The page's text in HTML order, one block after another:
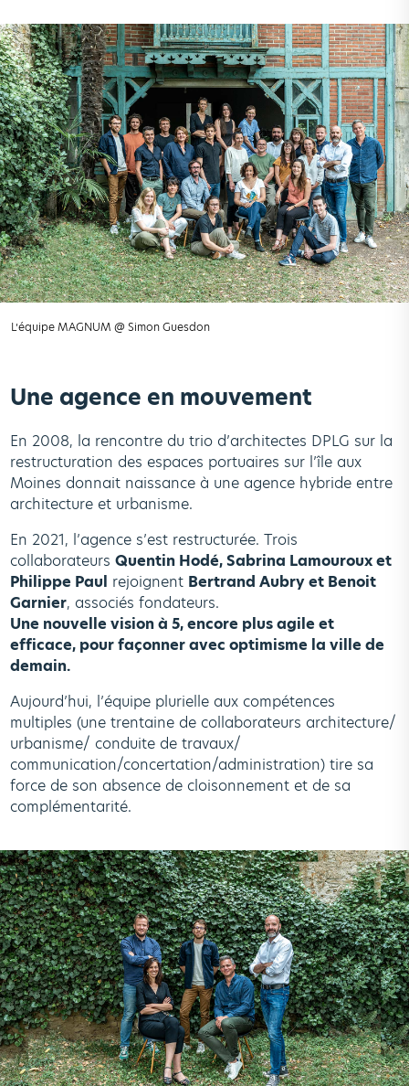
L’équipe MAGNUM @ Simon Guesdon
Une agence en mouvement
En 2008, la rencontre du trio d’architectes DPLG sur la
restructuration des espaces portuaires sur l’île aux
Moines donnait naissance à une agence hybride entre
architecture et urbanisme.
En 2021, l’agence s’est restructurée. Trois
collaborateursQuentin Hodé, Sabrina Lamouroux et
Philippe Paul rejoignent Bertrand Aubry et Benoit
Garnier, associés fondateurs.
Une nouvelle vision à 5, encore plus agile et
efficace, pour façonner avec optimisme la ville de
demain.
Aujourd’hui, l’équipe plurielle aux compétences
multiples (une trentaine de collaborateurs architecture/
urbanisme/ conduite de travaux/
communication/concertation/administration) tire sa
force de son absence de cloisonnement et de sa
complémentarité.